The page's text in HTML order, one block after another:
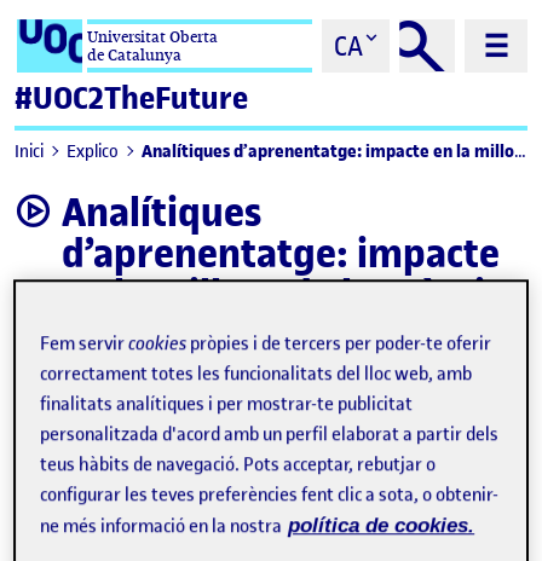
Saltar al contingutUniversitat Oberta
de Catalunya
CA
#UOC2TheFuture
Inici Explico Analítiques d’aprenentatge: impacte en la millora de la pràctica docent universitària
video Analítiques
d’aprenentatge: impacte
en la millora de la pràctica
docent universitària
Fem servircookies pròpies i de tercers per poder-te oferir
correctament totes les funcionalitats del lloc web, amb
finalitats analítiques i per mostrar-te publicitat
personalitzada d'acord amb un perfil elaborat a partir dels
teus hàbits de navegació. Pots acceptar, rebutjar o
configurar les teves preferències fent clic a sota, o obtenir-
ne més informació en la nostra política de cookies.